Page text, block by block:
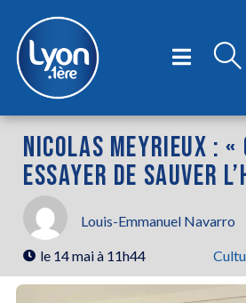
NICOLAS MEYRIEUX : «
ESSAYER DE SAUVER
Louis-Emmanuel Navarro
le 14 mai à 11h44